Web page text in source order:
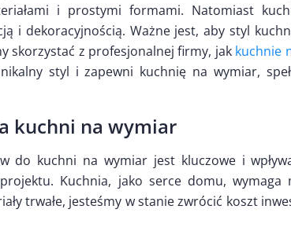
i prostymi formami. Natomiast
i dekoracyjnością. Ważne jest, aby styl
skorzystać z profesjonalnej firmy, jak kuchnie
styl i zapewni kuchnię na wymiar,
kuchni na wymiar
do kuchni na wymiar jest kluczowe i
Kuchnia, jako serce domu, wymaga
trwałe, jesteśmy w stanie zwrócić koszt